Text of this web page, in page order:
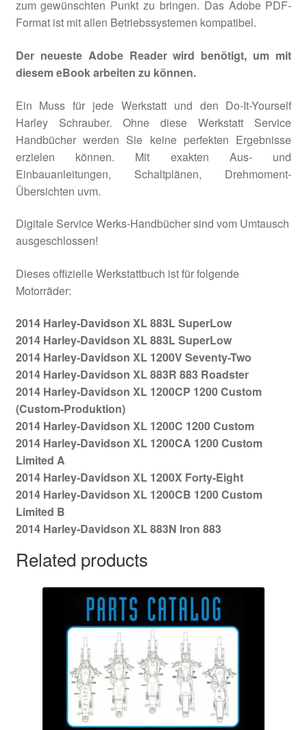
zum gewünschten Punkt zu bringen. Das Adobe PDF-
Format ist mit allen Betriebssystemen kompatibel.
Der neueste Adobe Reader wird benötigt, um mit
diesem eBook arbeiten zu können.
Ein Muss für jede Werkstatt und den Do-It-Yourself
Harley Schrauber. Ohne diese Werkstatt Service
Handbücher werden Sie keine perfekten Ergebnisse
erzielen können. Mit exakten Aus- und
Einbauanleitungen, Schaltplänen, Drehmoment-
Übersichten uvm.
Digitale Service Werks-Handbücher sind vom Umtausch
ausgeschlossen!
Dieses offizielle Werkstattbuch ist für folgende
Motorräder:
2014 Harley-Davidson XL 883L SuperLow
2014 Harley-Davidson XL 883L SuperLow
2014 Harley-Davidson XL 1200V Seventy-Two
2014 Harley-Davidson XL 883R 883 Roadster
2014 Harley-Davidson XL 1200CP 1200 Custom
(Custom-Produktion)
2014 Harley-Davidson XL 1200C 1200 Custom
2014 Harley-Davidson XL 1200CA 1200 Custom
Limited A
2014 Harley-Davidson XL 1200X Forty-Eight
2014 Harley-Davidson XL 1200CB 1200 Custom
Limited B
2014 Harley-Davidson XL 883N Iron 883
Related products